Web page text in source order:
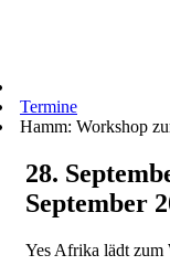
Termine
Hamm: Workshop
28.
September
Yes Afrika lädt zum